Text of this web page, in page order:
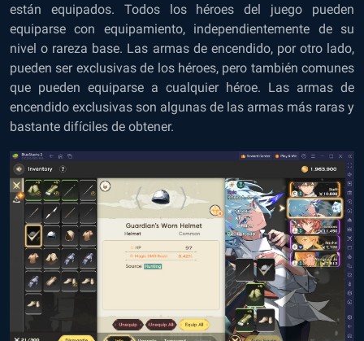
están equipados. Todos los héroes del juego pueden
equiparse con equipamiento, independientemente de su
nivel o rareza base. Las armas de encendido, por otro lado,
pueden ser exclusivas de los héroes, pero también comunes
que pueden equiparse a cualquier héroe. Las armas de
encendido exclusivas son algunas de las armas más raras y
bastante difíciles de obtener.